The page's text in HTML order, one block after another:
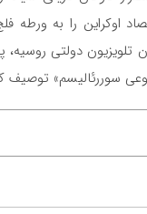
اوکراین را به
تلویزیون دولتی
سوررئالیسم» توصیف